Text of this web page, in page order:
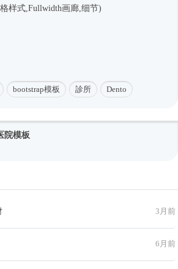
样式,Fullwidth画廊,细节)
bootstrap模板 診所 Dento
院模板
3月前
6月前